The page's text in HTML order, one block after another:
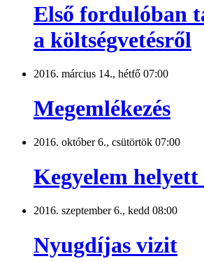
Első fordulóban
a költségvetésről
2016. március 14., hétfő 07:00
Megemlékezés
2016. október 6., csütörtök 07:00
Kegyelem helyett
2016. szeptember 6., kedd 08:00
Nyugdíjas vizit